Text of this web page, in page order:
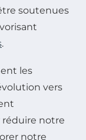
soutenues
.
les
vers
réduire notre
notre